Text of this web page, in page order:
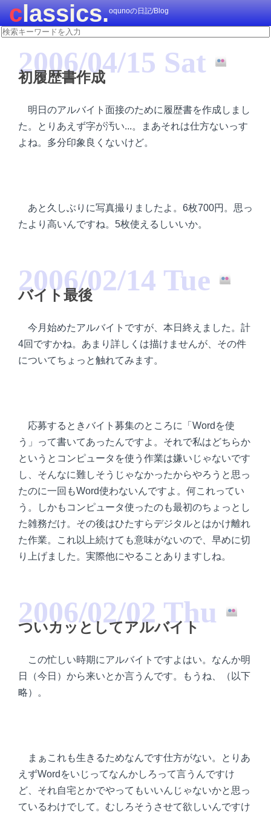
classics.oqunoの日記/Blog
2006/04/15 Sat
初履歴書作成
明日のアルバイト面接のために履歴書を作成しまし
た。とりあえず字が汚い...。まあそれは仕方ないっす
よね。多分印象良くないけど。
あと久しぶりに写真撮りましたよ。6枚700円。思っ
たより高いんですね。5枚使えるしいいか。
2006/02/14 Tue
バイト最後
今月始めたアルバイトですが、本日終えました。計
4回ですかね。あまり詳しくは描けませんが、その件
についてちょっと触れてみます。
応募するときバイト募集のところに「Wordを使
う」って書いてあったんですよ。それで私はどちらか
というとコンピュータを使う作業は嫌いじゃないです
し、そんなに難しそうじゃなかったからやろうと思っ
たのに一回もWord使わないんですよ。何これってい
う。しかもコンピュータ使ったのも最初のちょっとし
た雑務だけ。その後はひたすらデジタルとはかけ離れ
た作業。これ以上続けても意味がないので、早めに切
り上げました。実際他にやることありますしね。
2006/02/02 Thu
ついカッとしてアルバイト
この忙しい時期にアルバイトですよはい。なんか明
日（今日）から来いとか言うんです。もうね、（以下
略）。
まぁこれも生きるためなんです仕方がない。とりあ
えずWordをいじってなんかしろって言うんですけ
ど、それ自宅とかでやってもいいんじゃないかと思っ
ているわけでして。むしろそうさせて欲しいんですけ